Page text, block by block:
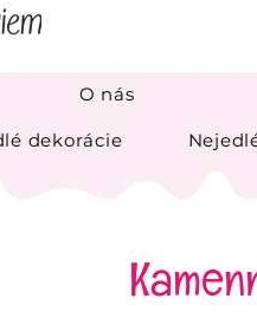
O nás
dekorácie